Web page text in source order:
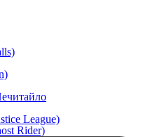
League)
Rider)